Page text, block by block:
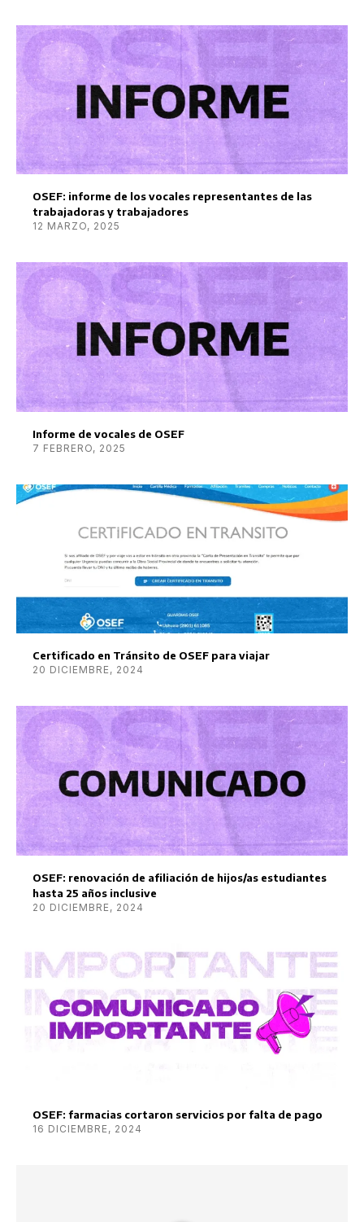
OSEF: informe de los vocales representantes de las
trabajadoras y trabajadores
12 MARZO, 2025
Informe de vocales de OSEF
7 FEBRERO, 2025
Certificado en Tránsito de OSEF para viajar
20 DICIEMBRE, 2024
OSEF: renovación de afiliación de hijos/as estudiantes
hasta 25 años inclusive
20 DICIEMBRE, 2024
OSEF: farmacias cortaron servicios por falta de pago
16 DICIEMBRE, 2024